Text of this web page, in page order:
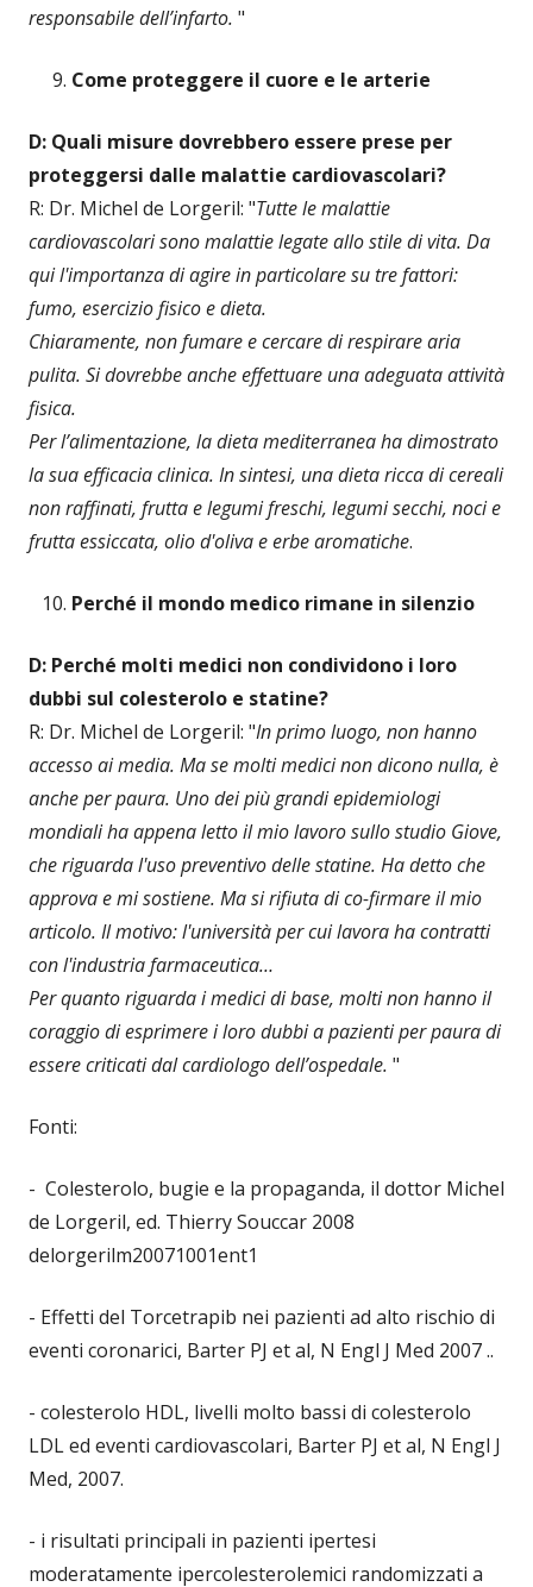
responsabile dell’infarto. "
Come proteggere il cuore e le arterie
D: Quali misure dovrebbero essere prese per
proteggersi dalle malattie cardiovascolari?
R: Dr. Michel de Lorgeril: "Tutte le malattie
cardiovascolari sono malattie legate allo stile di vita. Da
qui l'importanza di agire in particolare su tre fattori:
fumo, esercizio fisico e dieta.
Chiaramente, non fumare e cercare di respirare aria
pulita. Si dovrebbe anche effettuare una adeguata attività
fisica.
Per l’alimentazione, la dieta mediterranea ha dimostrato
la sua efficacia clinica. In sintesi, una dieta ricca di cereali
non raffinati, frutta e legumi freschi, legumi secchi, noci e
frutta essiccata, olio d'oliva e erbe aromatiche.
Perché il mondo medico rimane in silenzio
D: Perché molti medici non condividono i loro
dubbi sul colesterolo e statine?
R: Dr. Michel de Lorgeril: "In primo luogo, non hanno
accesso ai media. Ma se molti medici non dicono nulla, è
anche per paura. Uno dei più grandi epidemiologi
mondiali ha appena letto il mio lavoro sullo studio Giove,
che riguarda l'uso preventivo delle statine. Ha detto che
approva e mi sostiene. Ma si rifiuta di co-firmare il mio
articolo. Il motivo: l'università per cui lavora ha contratti
con l'industria farmaceutica…
Per quanto riguarda i medici di base, molti non hanno il
coraggio di esprimere i loro dubbi a pazienti per paura di
essere criticati dal cardiologo dell’ospedale. "
Fonti:
- Colesterolo, bugie e la propaganda, il dottor Michel
de Lorgeril, ed. Thierry Souccar 2008
delorgerilm20071001ent1
- Effetti del Torcetrapib nei pazienti ad alto rischio di
eventi coronarici, Barter PJ et al, N Engl J Med 2007 ..
- colesterolo HDL, livelli molto bassi di colesterolo
LDL ed eventi cardiovascolari, Barter PJ et al, N Engl J
Med, 2007.
- i risultati principali in pazienti ipertesi
moderatamente ipercolesterolemici randomizzati a